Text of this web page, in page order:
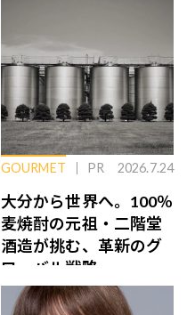
GOURMET PR 2026.7.24
大分から世界へ。100％
麦焼酎の元祖・二階堂
酒造が挑む、革新のグ
ローバル戦略